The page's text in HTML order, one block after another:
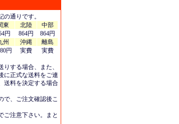
通りです。
東 北陸
中部
円 864円
864円
州 沖縄
離島
円 実費 実費
する場合、また、
に正式な送料をご連
送料を決定する場合
で、ご注文確認後こ
ご注意下さい。まと